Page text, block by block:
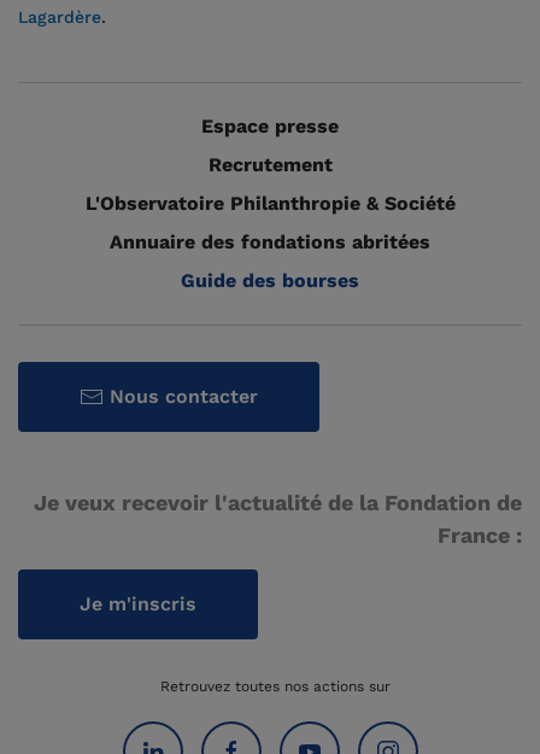
Lagardère.
Espace presse
Recrutement
L'Observatoire Philanthropie & Société
Annuaire des fondations abritées
Guide des bourses
Nous contacter
Je veux recevoir l'actualité de la Fondation de
France :
Je m'inscris
Retrouvez toutes nos actions sur